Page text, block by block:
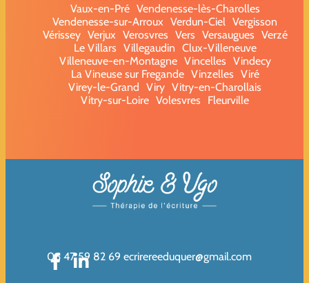
Vaux-en-Pré Vendenesse-lès-Charolles
Vendenesse-sur-Arroux Verdun-Ciel Vergisson
Vérissey Verjux Verosvres Vers Versaugues Verzé
Le Villars Villegaudin Clux-Villeneuve
Villeneuve-en-Montagne Vincelles Vindecy
La Vineuse sur Fregande Vinzelles Viré
Virey-le-Grand Viry Vitry-en-Charollais
Vitry-sur-Loire Volesvres Fleurville
06 47 59 82 69 ecrirereeduquer@gmail.com